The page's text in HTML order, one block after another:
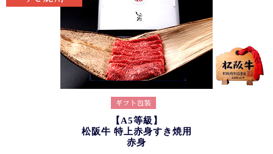
【A5等級】
松阪牛 特上赤身すき焼用
赤身